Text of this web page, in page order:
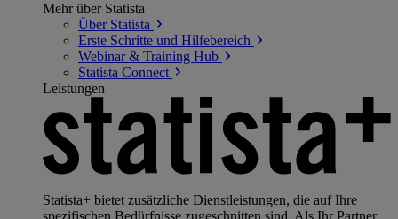
Mehr über Statista
Über Statista
Erste Schritte und Hilfebereich
Webinar & Training Hub
Statista Connect
Leistungen
Statista+ bietet zusätzliche Dienstleistungen, die auf Ihre
spezifischen Bedürfnisse zugeschnitten sind. Als Ihr Partner